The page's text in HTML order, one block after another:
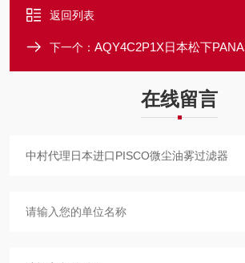
返回列表
下一个： AQY4C2P1X日本松下PANASONIC电
在线留言